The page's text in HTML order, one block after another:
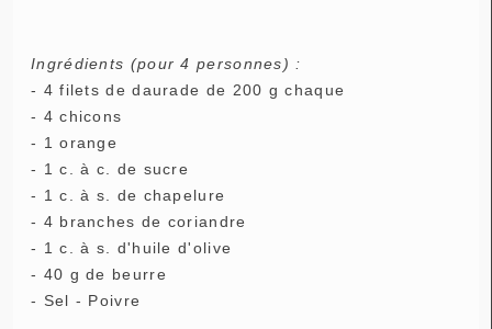
Ingrédients (pour 4 personnes) :
- 4 filets de daurade de 200 g chaque
- 4 chicons
- 1 orange
- 1 c. à c. de sucre
- 1 c. à s. de chapelure
- 4 branches de coriandre
- 1 c. à s. d'huile d'olive
- 40 g de beurre
- Sel - Poivre